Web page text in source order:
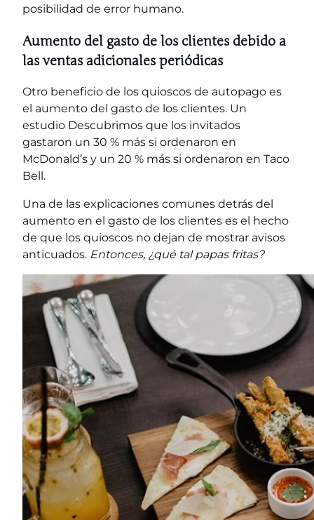
posibilidad de error humano.
Aumento del gasto de los clientes debido a
las ventas adicionales periódicas
Otro beneficio de los quioscos de autopago es
el aumento del gasto de los clientes. Un
estudio Descubrimos que los invitados
gastaron un 30 % más si ordenaron en
McDonald’s y un 20 % más si ordenaron en Taco
Bell.
Una de las explicaciones comunes detrás del
aumento en el gasto de los clientes es el hecho
de que los quioscos no dejan de mostrar avisos
anticuados. Entonces, ¿qué tal papas fritas?